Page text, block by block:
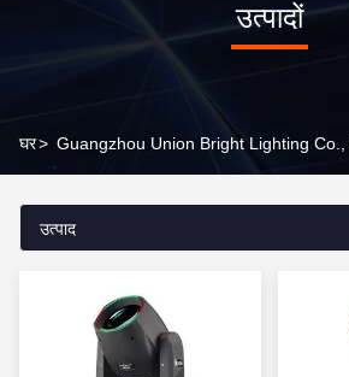
उत्पादों
घर> Guangzhou Union Bright Lighting Co.,
उत्पाद